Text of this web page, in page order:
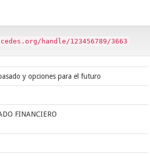
handle/123456789/3663
y opciones para el futuro
FINANCIERO